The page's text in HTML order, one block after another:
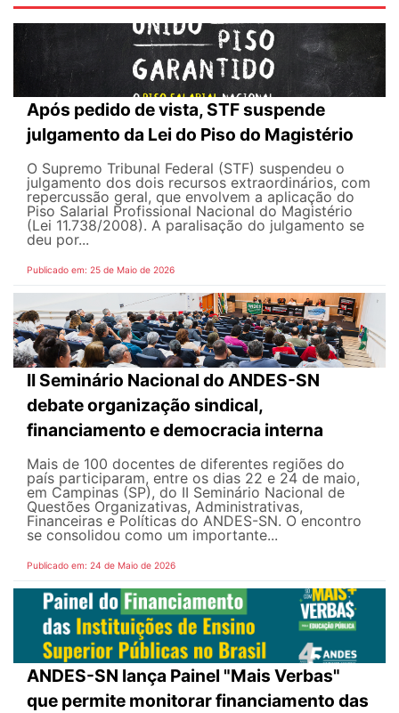
Após pedido de vista, STF suspende
julgamento da Lei do Piso do Magistério
O Supremo Tribunal Federal (STF) suspendeu o
julgamento dos dois recursos extraordinários, com
repercussão geral, que envolvem a aplicação do
Piso Salarial Profissional Nacional do Magistério
(Lei 11.738/2008). A paralisação do julgamento se
deu por...
Publicado em: 25 de Maio de 2026
II Seminário Nacional do ANDES-SN
debate organização sindical,
financiamento e democracia interna
Mais de 100 docentes de diferentes regiões do
país participaram, entre os dias 22 e 24 de maio,
em Campinas (SP), do II Seminário Nacional de
Questões Organizativas, Administrativas,
Financeiras e Políticas do ANDES-SN. O encontro
se consolidou como um importante...
Publicado em: 24 de Maio de 2026
ANDES-SN lança Painel "Mais Verbas"
que permite monitorar financiamento das